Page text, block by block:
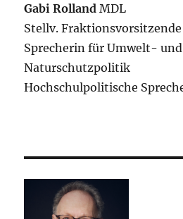
Gabi Rolland MDL
Stellv. Fraktionsvorsitzende
Sprecherin für Umwelt- und
Naturschutzpolitik
Hochschulpolitische